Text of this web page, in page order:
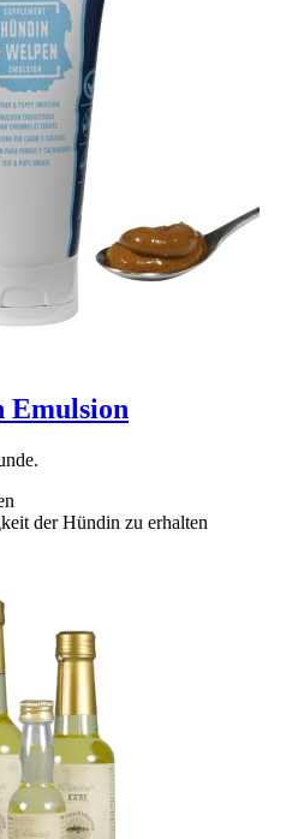
Emulsion
der Hündin zu erhalten
das Säugen zu vermeiden